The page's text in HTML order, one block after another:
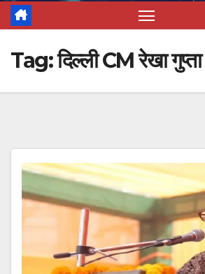
Tag:दिल्ली CM रेखा गुप्ता